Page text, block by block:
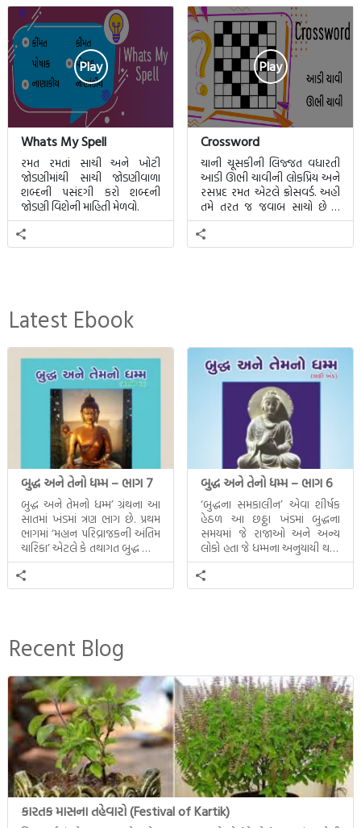
Play
Whats My Spell
રમત રમતાં સાચી અને ખોટી
જોડણીમાંથી સાચી જોડણીવાળા
શબ્દની પસંદગી કરો શબ્દની
જોડણી વિશેની માહિતી મેળવો.
Play
Crossword
ચાની ચૂસકીની લિજ્જત વધારતી
આડી ઊભી ચાવીની લોકપ્રિય અને
રસપ્રદ રમત એટલે ક્રોસવર્ડ. અહીં
તમે તરત જ જવાબ સાચો છે કે
ખોટો તે જાણી શકાશે.
Latest Ebook
બુદ્ધ અને તેનો ધમ્મ – ભાગ 7
બુદ્ધ અને તેમનો ધમ્મ’ ગ્રંથના આ
સાતમાં ખંડમાં ત્રણ ભાગ છે. પ્રથમ
ભાગમાં ‘મહાન પરિવ્રાજકની અંતિમ
ચારિકા’ એટલે કે તથાગત બુદ્ધ સાથે
સતત પરિભ્રમણ કરતા સહચારીઓ
સાથે ફરી એકવારની
મુલાકાત, બીજા ભાગમાં તથાગતે
ઉત્તરાધિકારી તરીકે સ્થાપે છે તે
દૃશ્યો અંકિત થયાં છે. ટૂંકમાં બુદ્ધનાં
જીવનના અંતિમ દિવસોની યાત્રાનો
પરિપાક જોવા મળે […]
બુદ્ધ અને તેનો ધમ્મ – ભાગ 6
‘બુદ્ધના સમકાલીન’ એવા શીર્ષક
હેઠળ આ છઠ્ઠા ખંડમાં બુદ્ધના
સમયમાં જે રાજાઓ અને અન્ય
લોકો હતા જે ધમ્મના અનુયાયી થયા.
તેમનો અને બુદ્ધ વચ્ચે થયેલો
સત્સંગ વીશે જાણકારી મળે છે.
Recent Blog
કારતક માસના તહેવારો (Festival of Kartik)